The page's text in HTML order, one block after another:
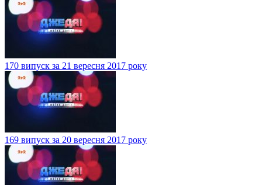
170 випуск за 21 вересня 2017 року
169 випуск за 20 вересня 2017 року